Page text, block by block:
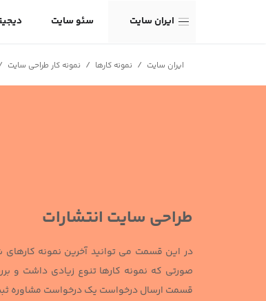
ایران سایت سئو سایت
ایران سایت / نمونه کارها / نمونه کار طراحی سایت
طراحی سایت انتشارات
در این قسمت می توانید آخرین نمونه کارهای
صورتی که نمونه کارها تنوع زیادی داشت و
قسمت ارسال درخواست یک درخواست مشاوره